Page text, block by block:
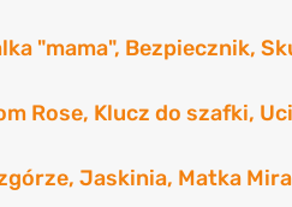
"mama", Bezpiecznik,
Rose, Klucz do szafki,
Jaskinia, Matka